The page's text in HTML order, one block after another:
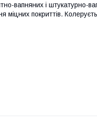
вапняних і штукатурно-
покриттів.